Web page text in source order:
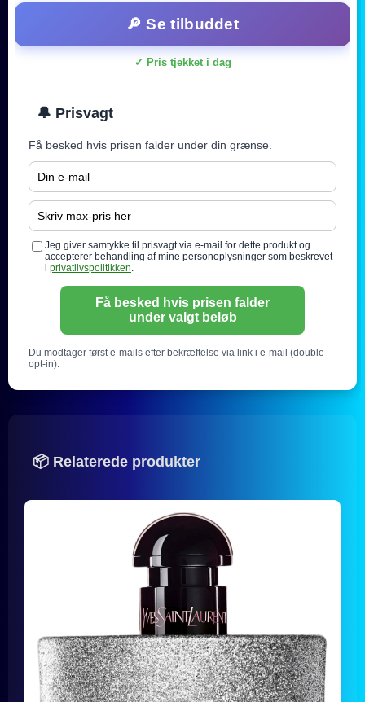
🔎 Se tilbuddet
✓ Pris tjekket i dag
🔔 Prisvagt
Få besked hvis prisen falder under din grænse.
Jeg giver samtykke til prisvagt via e-mail for dette produkt og
accepterer behandling af mine personoplysninger som beskrevet
i privatlivspolitikken.
Få besked hvis prisen falder
under valgt beløb
Du modtager først e-mails efter bekræftelse via link i e-mail (double
opt-in).
📦 Relaterede produkter